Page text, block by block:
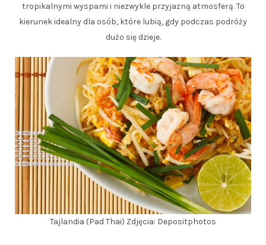
tropikalnymi wyspami i niezwykle przyjazną atmosferą. To
kierunek idealny dla osób, które lubią, gdy podczas podróży
dużo się dzieje.
Tajlandia (Pad Thai) Zdjęcia: Depositphotos